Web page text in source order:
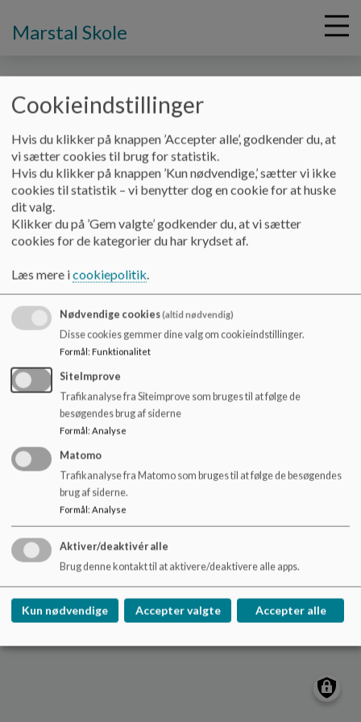
i
Marstal Skole
Vores skole 0. klasse - Information
0. klasse - Information
.
Marstal Skole
Halvejen 24, 5960 Marstal
marstalskole@aeroekommune.dk
+45 63526400
EAN NR. 5798007048075
Tilgængelighedserklæring
Sitemap
Cookie politik
Cookieindstillinger
Hvis du klikker på knappen ’Accepter alle’, godkender du, at
vi sætter cookies til brug for statistik.
Hvis du klikker på knappen ’Kun nødvendige,’ sætter vi ikke
cookies til statistik – vi benytter dog en cookie for at huske
dit valg.
Klikker du på ’Gem valgte’ godkender du, at vi sætter
cookies for de kategorier du har krydset af.
Læs mere icookiepolitik.
Nødvendige cookies(altid nødvendig)
Disse cookies gemmer dine valg om cookieindstillinger.
Formål: Funktionalitet
SiteImprove
Trafikanalyse fra Siteimprove som bruges til at følge de
besøgendes brug af siderne
Formål: Analyse
Matomo
Trafikanalyse fra Matomo som bruges til at følge de besøgendes
brug af siderne.
Formål: Analyse
Aktiver/deaktivér alle
Brug denne kontakt til at aktivere/deaktivere alle apps.
Kun nødvendige Accepter valgte Accepter alle